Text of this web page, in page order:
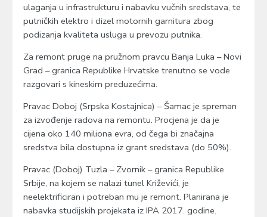
ulaganja u infrastrukturu i nabavku vučnih sredstava, te
putničkih elektro i dizel motornih garnitura zbog
podizanja kvaliteta usluga u prevozu putnika.
Za remont pruge na pružnom pravcu Banja Luka – Novi
Grad – granica Republike Hrvatske trenutno se vode
razgovari s kineskim preduzećima.
Pravac Doboj (Srpska Kostajnica) – Šamac je spreman
za izvođenje radova na remontu. Procjena je da je
cijena oko 140 miliona evra, od čega bi značajna
sredstva bila dostupna iz grant sredstava (do 50%).
Pravac (Doboj) Tuzla – Zvornik – granica Republike
Srbije, na kojem se nalazi tunel Križevići, je
neelektrificiran i potreban mu je remont. Planirana je
nabavka studijskih projekata iz IPA 2017. godine.